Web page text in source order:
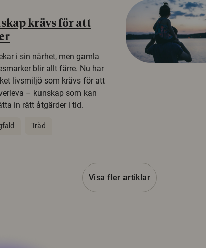
krävs för att
i sin närhet, men gamla
blir allt färre. Nu har
livsmiljö som krävs för att
– kunskap som kan
in rätt åtgärder i tid.
Träd
Visa fler artiklar